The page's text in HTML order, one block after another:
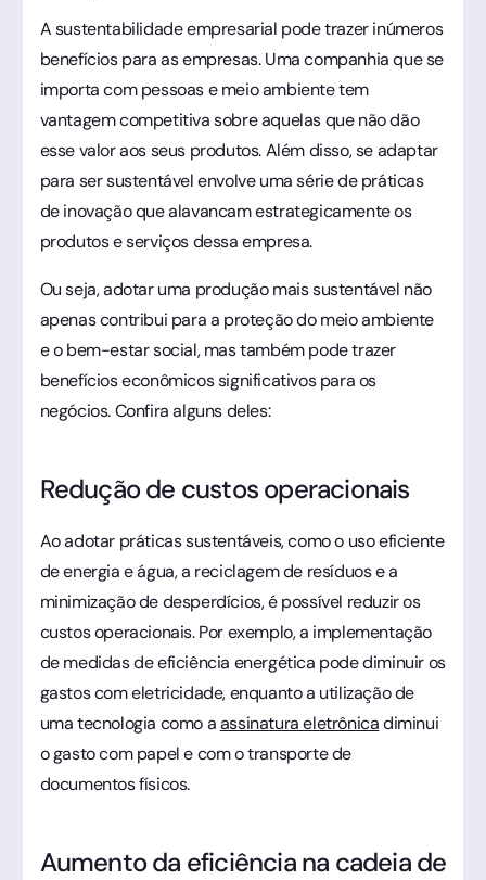
A sustentabilidade empresarial pode trazer inúmeros
benefícios para as empresas. Uma companhia que se
importa com pessoas e meio ambiente tem
vantagem competitiva sobre aquelas que não dão
esse valor aos seus produtos. Além disso, se adaptar
para ser sustentável envolve uma série de práticas
de inovação que alavancam estrategicamente os
produtos e serviços dessa empresa.
Ou seja, adotar uma produção mais sustentável não
apenas contribui para a proteção do meio ambiente
e o bem-estar social, mas também pode trazer
benefícios econômicos significativos para os
negócios. Confira alguns deles:
Redução de custos operacionais
Ao adotar práticas sustentáveis, como o uso eficiente
de energia e água, a reciclagem de resíduos e a
minimização de desperdícios, é possível reduzir os
custos operacionais. Por exemplo, a implementação
de medidas de eficiência energética pode diminuir os
gastos com eletricidade, enquanto a utilização de
uma tecnologia como aassinatura eletrônicadiminui
o gasto com papel e com o transporte de
documentos físicos.
Aumento da eficiência na cadeia de